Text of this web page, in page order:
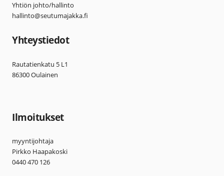
Yhtiön johto/hallinto
hallinto@seutumajakka.fi
Yhteystiedot
Rautatienkatu 5 L1
86300 Oulainen
Ilmoitukset
myyntijohtaja
Pirkko Haapakoski
0440 470 126